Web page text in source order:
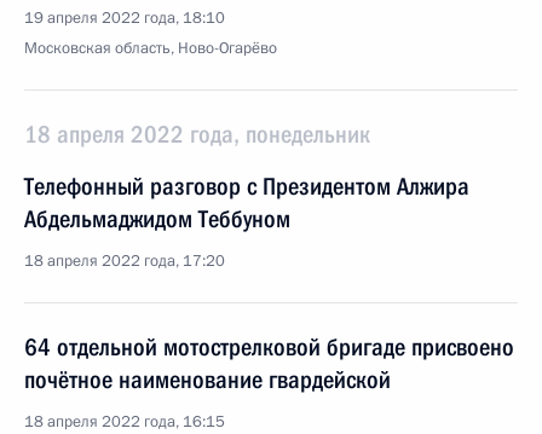
19 апреля 2022 года, 18:10
Московская область, Ново-Огарёво
18 апреля 2022 года, понедельник
Телефонный разговор с Президентом Алжира
Абдельмаджидом Теббуном
18 апреля 2022 года, 17:20
64 отдельной мотострелковой бригаде присвоено
почётное наименование гвардейской
18 апреля 2022 года, 16:15